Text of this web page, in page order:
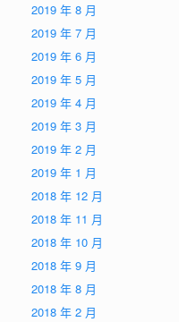
2019 年 8 月
2019 年 7 月
2019 年 6 月
2019 年 5 月
2019 年 4 月
2019 年 3 月
2019 年 2 月
2019 年 1 月
2018 年 12 月
2018 年 11 月
2018 年 10 月
2018 年 9 月
2018 年 8 月
2018 年 2 月